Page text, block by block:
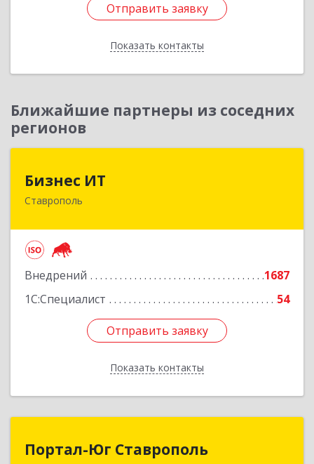
Отправить заявку
Показать контакты
Отправить заявку
Назад
Ближайшие партнеры из соседних
регионов
Бизнес ИТ
Ставрополь
Внедрений
1687
1С:Специалист
54
Отправить заявку
Показать контакты
355035, Ставропольский край, Ставрополь г, 1
Отправить заявку
Назад
Портал-Юг Ставрополь